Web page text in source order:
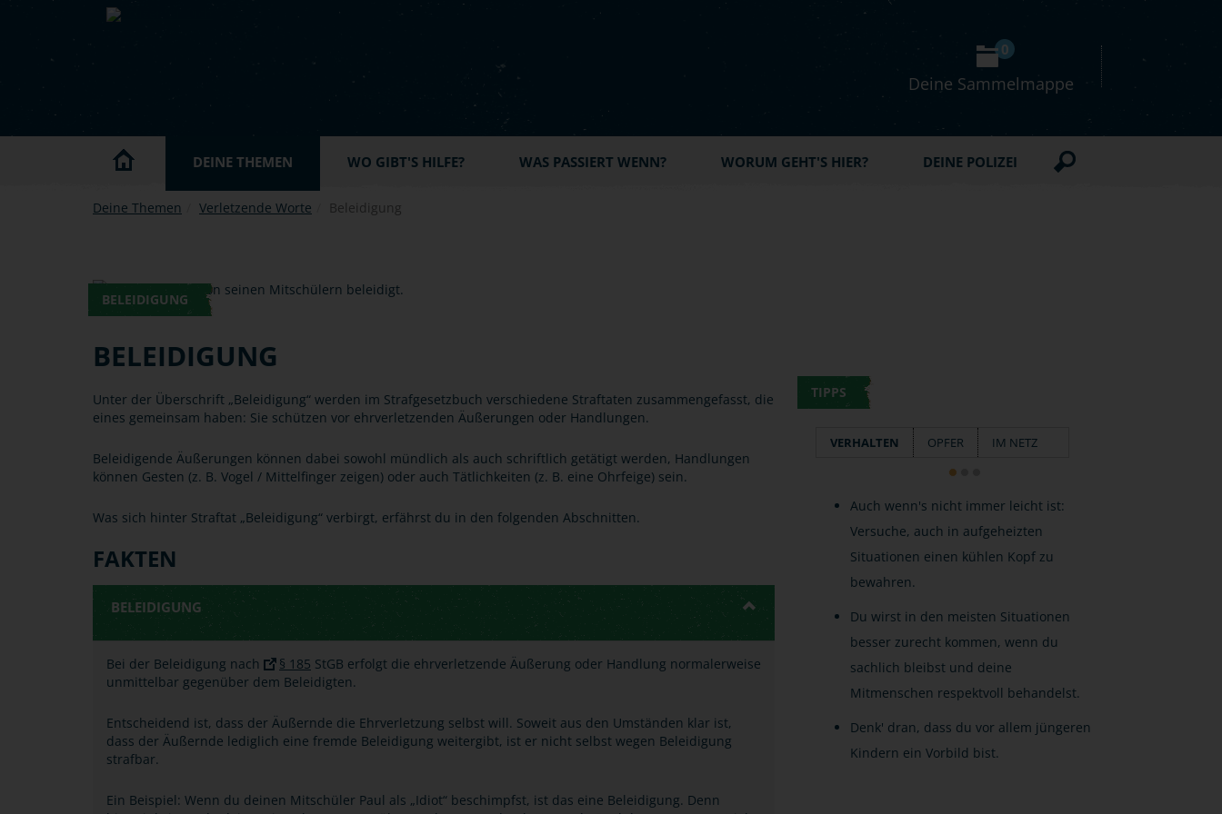
Skip to main content
Deine Sammelmappe
0
DEINE THEMEN WO GIBT'S HILFE? WAS PASSIERT WENN? WORUM GEHT'S HIER? DEINE POLIZEI
Deine Themen Verletzende Worte Beleidigung
BELEIDIGUNG
BELEIDIGUNG
Unter der Überschrift „Beleidigung“ werden im Strafgesetzbuch verschiedene Straftaten zusammengefasst, die
eines gemeinsam haben: Sie schützen vor ehrverletzenden Äußerungen oder Handlungen.
Beleidigende Äußerungen können dabei sowohl mündlich als auch schriftlich getätigt werden, Handlungen
können Gesten (z. B. Vogel / Mittelfinger zeigen) oder auch Tätlichkeiten (z. B. eine Ohrfeige) sein.
Was sich hinter Straftat „Beleidigung“ verbirgt, erfährst du in den folgenden Abschnitten.
FAKTEN
BELEIDIGUNG
Bei der Beleidigung nach § 185 StGB erfolgt die ehrverletzende Äußerung oder Handlung normalerweise
unmittelbar gegenüber dem Beleidigten.
Entscheidend ist, dass der Äußernde die Ehrverletzung selbst will. Soweit aus den Umständen klar ist,
dass der Äußernde lediglich eine fremde Beleidigung weitergibt, ist er nicht selbst wegen Beleidigung
strafbar.
Ein Beispiel: Wenn du deinen Mitschüler Paul als „Idiot“ beschimpfst, ist das eine Beleidigung. Denn
TIPPS
VERHALTEN OPFER IM NETZ
Auch wenn's nicht immer leicht ist:
Versuche, auch in aufgeheizten
Situationen einen kühlen Kopf zu
bewahren.
Du wirst in den meisten Situationen
besser zurecht kommen, wenn du
sachlich bleibst und deine
Mitmenschen respektvoll behandelst.
Denk' dran, dass du vor allem jüngeren
Kindern ein Vorbild bist.